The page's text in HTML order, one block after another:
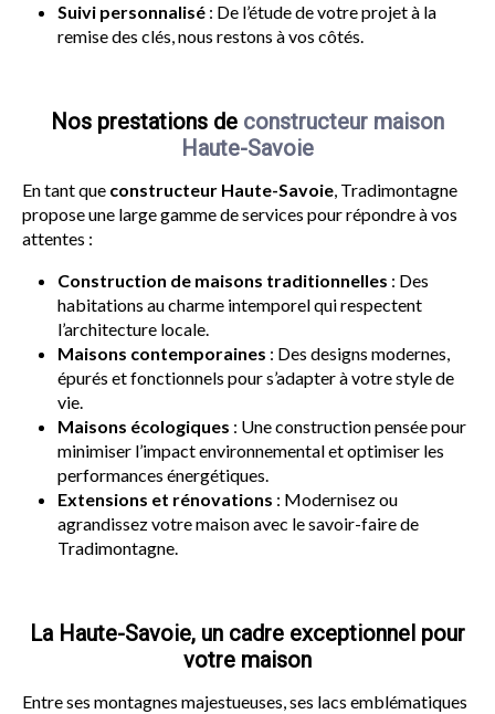
Suivi personnalisé : De l’étude de votre projet à la
remise des clés, nous restons à vos côtés.
Nos prestations de constructeur maison
Haute-Savoie
En tant que constructeur Haute-Savoie, Tradimontagne
propose une large gamme de services pour répondre à vos
attentes :
Construction de maisons traditionnelles : Des
habitations au charme intemporel qui respectent
l’architecture locale.
Maisons contemporaines : Des designs modernes,
épurés et fonctionnels pour s’adapter à votre style de
vie.
Maisons écologiques : Une construction pensée pour
minimiser l’impact environnemental et optimiser les
performances énergétiques.
Extensions et rénovations : Modernisez ou
agrandissez votre maison avec le savoir-faire de
Tradimontagne.
La Haute-Savoie, un cadre exceptionnel pour
votre maison
Entre ses montagnes majestueuses, ses lacs emblématiques